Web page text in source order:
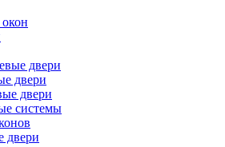
двери
двери
двери
системы
двери